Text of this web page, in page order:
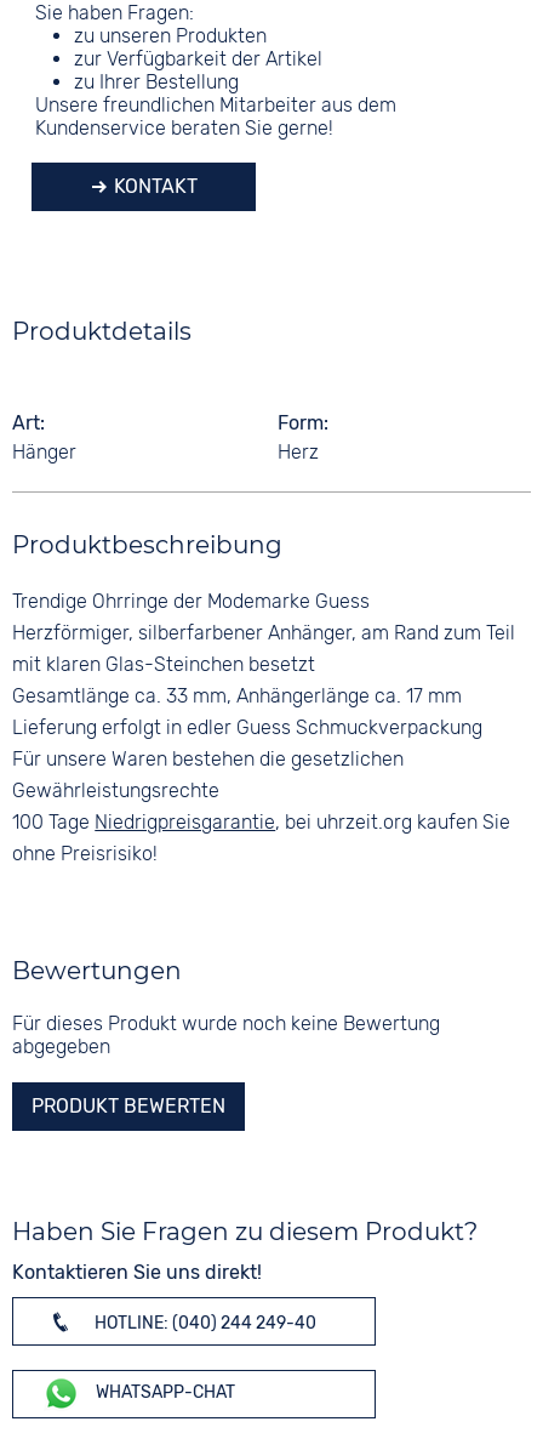
Sie haben Fragen:
zu unseren Produkten
zur Verfügbarkeit der Artikel
zu Ihrer Bestellung
Unsere freundlichen Mitarbeiter aus dem
Kundenservice beraten Sie gerne!
KONTAKT
Produktdetails
Art
Hänger
Form
Herz
Produktbeschreibung
Trendige Ohrringe der Modemarke Guess
Herzförmiger, silberfarbener Anhänger, am Rand zum Teil
mit klaren Glas-Steinchen besetzt
Gesamtlänge ca. 33 mm, Anhängerlänge ca. 17 mm
Lieferung erfolgt in edler Guess Schmuckverpackung
Für unsere Waren bestehen die gesetzlichen
Gewährleistungsrechte
100 Tage Niedrigpreisgarantie, bei uhrzeit.org kaufen Sie
ohne Preisrisiko!
Bewertungen
Für dieses Produkt wurde noch keine Bewertung
abgegeben
PRODUKT BEWERTEN
Haben Sie Fragen zu diesem Produkt?
Kontaktieren Sie uns direkt!
HOTLINE: (040) 244 249-40
WHATSAPP-CHAT